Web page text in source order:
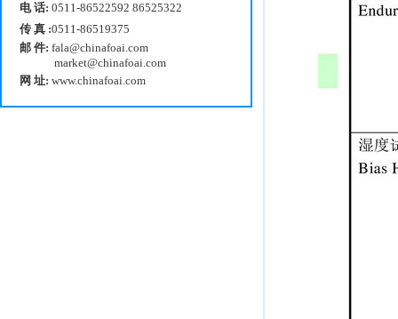
电 话: 0511-86522592 86525322
传 真 :0511-86519375
邮 件: fala@chinafoai.com
market@chinafoai.com
网 址: www.chinafoai.com